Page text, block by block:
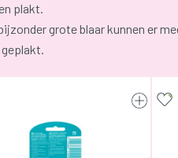
plakt.
grote blaar kunnen er